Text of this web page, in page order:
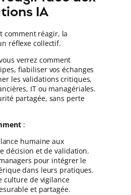
IA
comment réagir, la
réflexe collectif.
verrez comment
fiabiliser vos échanges
les validations critiques,
IT ou managériales.
partagée, sans perte
:
humaine aux
décision et de validation.
pour intégrer le
dans leurs pratiques.
culture de vigilance
et partagée.